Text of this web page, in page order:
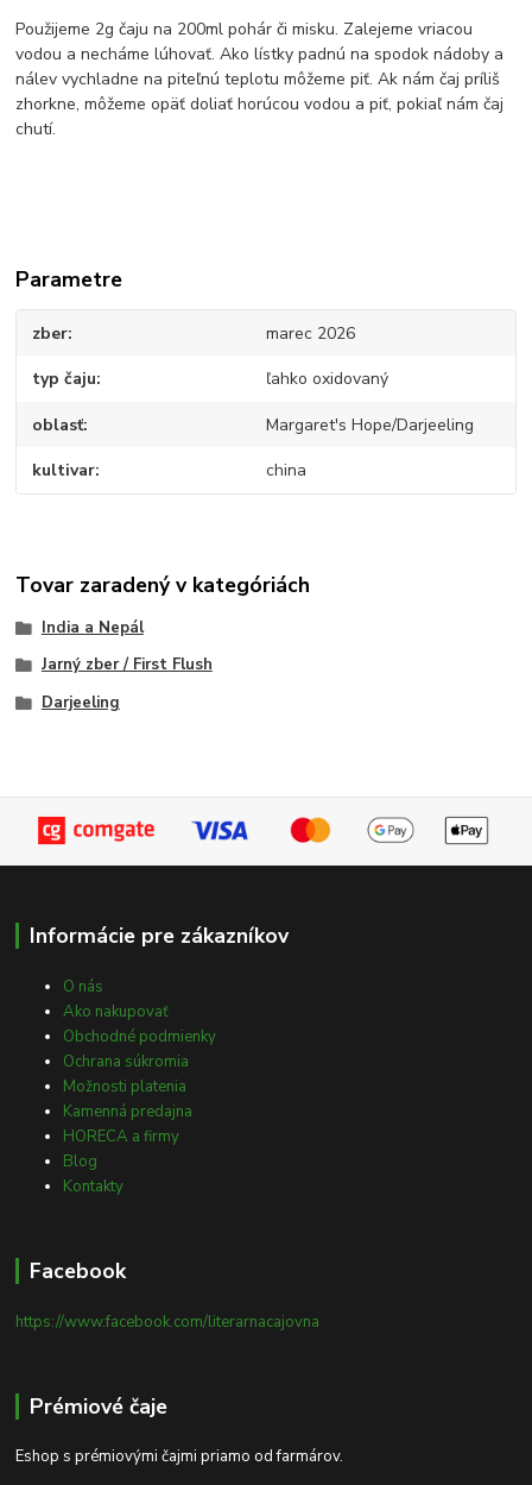
Použijeme 2g čaju na 200ml pohár či misku. Zalejeme vriacou
vodou a necháme lúhovať. Ako lístky padnú na spodok nádoby a
nálev vychladne na piteľnú teplotu môžeme piť. Ak nám čaj príliš
zhorkne, môžeme opäť doliať horúcou vodou a piť, pokiaľ nám čaj
chutí.
Parametre
zber marec 2026
typ čaju ľahko oxidovaný
oblasť Margaret's Hope/Darjeeling
kultivar china
Tovar zaradený v kategóriách
India a Nepál
Jarný zber / First Flush
Darjeeling
Informácie pre zákazníkov
O nás
Ako nakupovať
Obchodné podmienky
Ochrana súkromia
Možnosti platenia
Kamenná predajna
HORECA a firmy
Blog
Kontakty
Facebook
https://www.facebook.com/literarnacajovna
Prémiové čaje
Eshop s prémiovými čajmi priamo od farmárov.